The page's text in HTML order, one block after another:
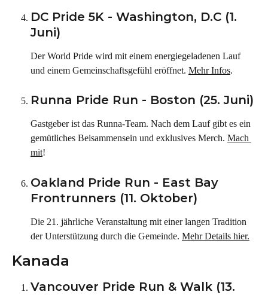
DC Pride 5K - Washington, D.C (1.
Juni)
Der World Pride wird mit einem energiegeladenen Lauf
und einem Gemeinschaftsgefühl eröffnet. Mehr Infos.
Runna Pride Run - Boston (25. Juni)
Gastgeber ist das Runna-Team. Nach dem Lauf gibt es ein
gemütliches Beisammensein und exklusives Merch. Mach
mit!
Oakland Pride Run - East Bay
Frontrunners (11. Oktober)
Die 21. jährliche Veranstaltung mit einer langen Tradition
der Unterstützung durch die Gemeinde. Mehr Details hier.
Kanada
Vancouver Pride Run & Walk (13.